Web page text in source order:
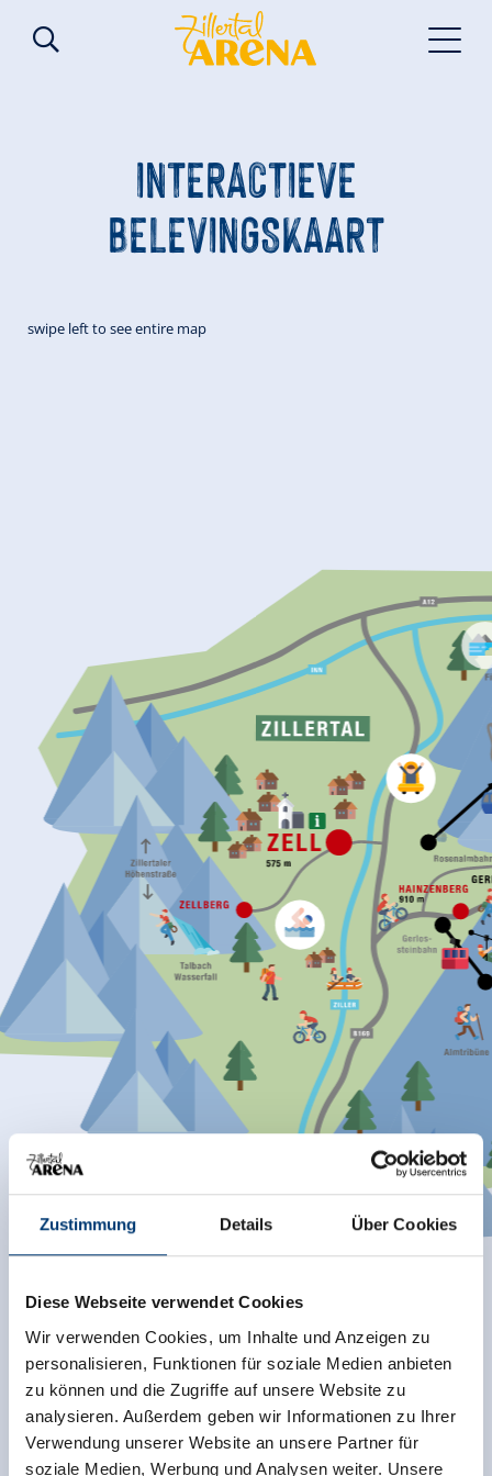
Zustimmung Details Über Cookies
Diese Webseite verwendet Cookies
Wir verwenden Cookies, um Inhalte und Anzeigen zu
personalisieren, Funktionen für soziale Medien anbieten
zu können und die Zugriffe auf unsere Website zu
analysieren. Außerdem geben wir Informationen zu Ihrer
Verwendung unserer Website an unsere Partner für
soziale Medien, Werbung und Analysen weiter. Unsere
INTERACTIEVE
BELEVINGSKAART
swipe left to see entire map
swipe left to see entire map